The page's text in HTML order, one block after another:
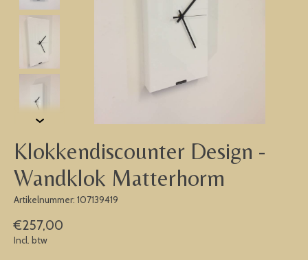
Klokkendiscounter Design -
Wandklok Matterhorm
Artikelnummer: 107139419
€257,00
Incl. btw